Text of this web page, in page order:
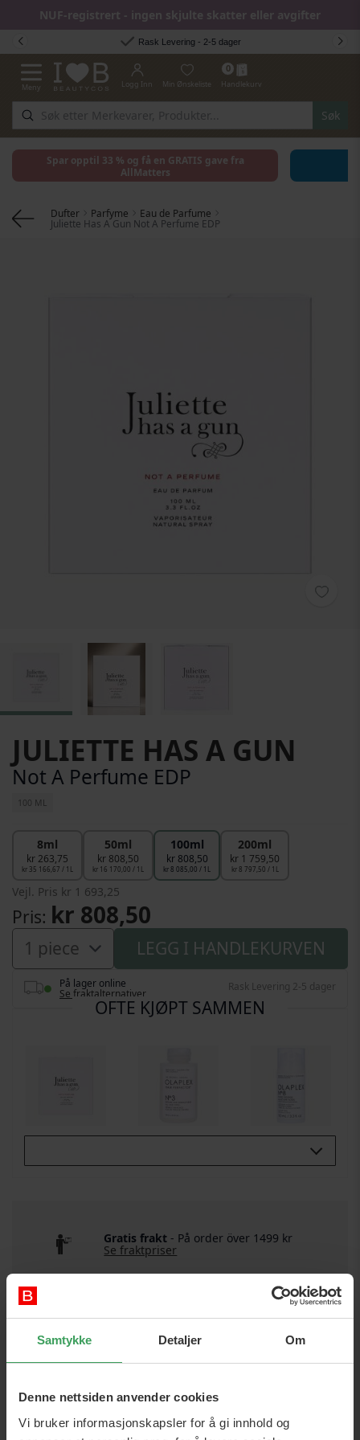
Samtykke Detaljer Om
Denne nettsiden anvender cookies
Vi bruker informasjonskapsler for å gi innhold og
NUF-registrert - ingen skjulte skatter eller avgifter
Hopp til innhold
Rask Levering - 2-5 dager
Toggle Nav
Meny
Søk
Logg Inn Min Ønskeliste
0
Handlekurv
Spar opptil 33 % og få en GRATIS gave fra
AllMatters
Dufter Parfyme
Eau de Parfume
Juliette Has A Gun Not A Perfume EDP
Sku:
3770000002775
JULIETTE HAS A GUN
Not A Perfume EDP
100 ML
8ml
kr 263,75
kr 35 166,67 / 1L
50ml
kr 808,50
kr 16 170,00 / 1L
100ml
kr 808,50
kr 8 085,00 / 1L
200ml
kr 1 759,50
kr 8 797,50 / 1L
Vejl. Pris kr 1 693,25
Pris kr 808,50
LEGG I HANDLEKURVEN
På lager online
Se fraktalternativer
Rask Levering 2-5 dager
OFTE KJØPT SAMMEN
Gratis frakt - På order över 1499 kr
Se fraktpriser
SUPER RANGERT NETTBUTIKK